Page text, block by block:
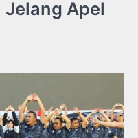
Jelang Apel